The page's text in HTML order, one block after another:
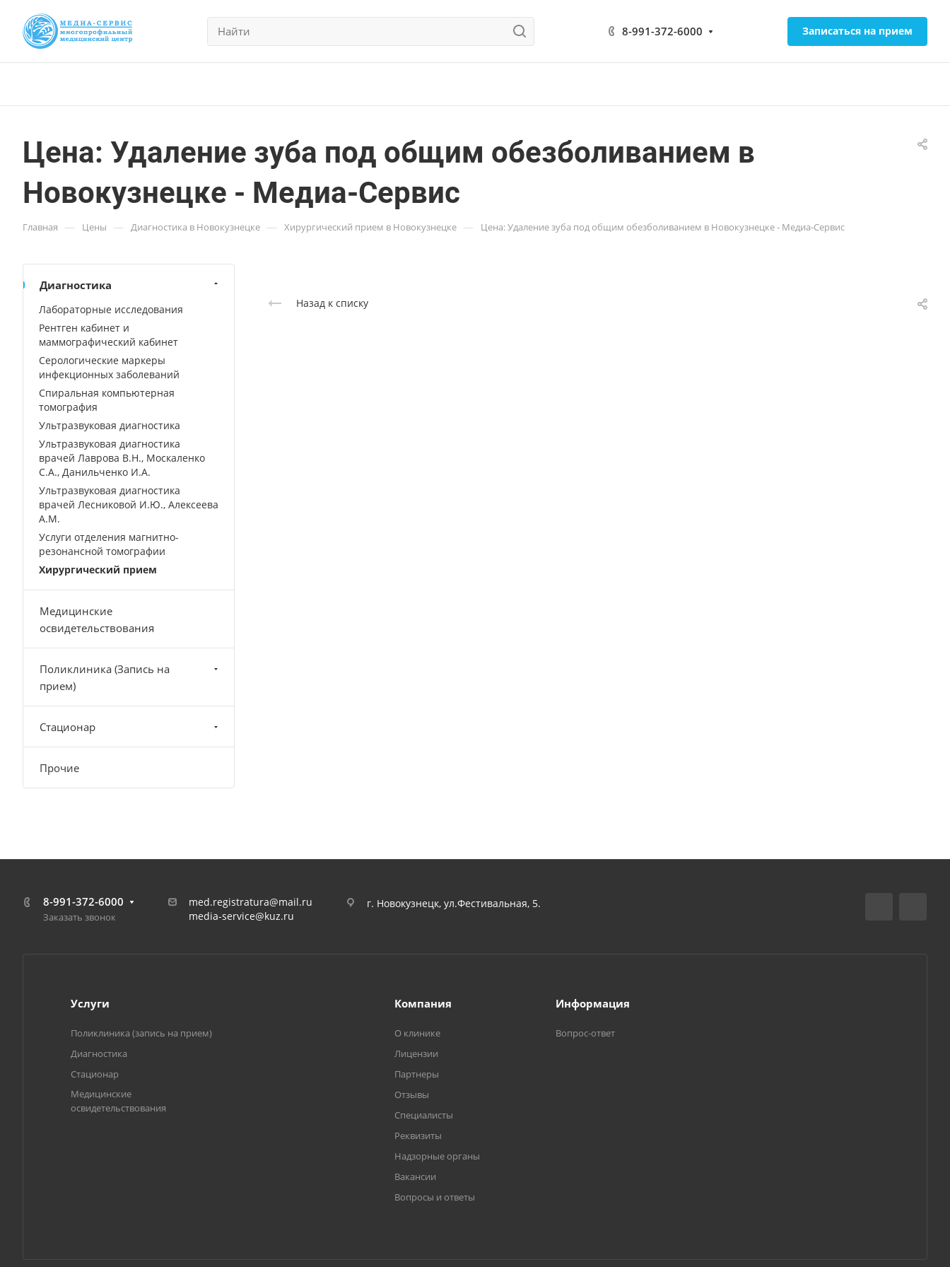
8-991-372-6000 Записаться на прием
Цена: Удаление зуба под общим обезболиванием в
Новокузнецке - Медиа-Сервис
Главная — Цены — Диагностика в Новокузнецке — Хирургический прием в Новокузнецке — Цена: Удаление зуба под общим обезболиванием в Новокузнецке - Медиа-Сервис
Назад к списку
Диагностика
Лабораторные исследования
Рентген кабинет и
маммографический кабинет
Серологические маркеры
инфекционных заболеваний
Спиральная компьютерная
томография
Ультразвуковая диагностика
Ультразвуковая диагностика
врачей Лаврова В.Н., Москаленко
С.А., Данильченко И.А.
Ультразвуковая диагностика
врачей Лесниковой И.Ю., Алексеева
А.М.
Услуги отделения магнитно-
резонансной томографии
Хирургический прием
Медицинские
освидетельствования
Поликлиника (Запись на
прием)
Стационар
Прочие
8-991-372-6000
Заказать звонок
med.registratura@mail.ru
media-service@kuz.ru
г. Новокузнецк, ул.Фестивальная, 5.
Услуги
Поликлиника (запись на прием)
Диагностика
Стационар
Медицинские
освидетельствования
Компания
О клинике
Лицензии
Партнеры
Отзывы
Специалисты
Реквизиты
Надзорные органы
Вакансии
Вопросы и ответы
Информация
Вопрос-ответ